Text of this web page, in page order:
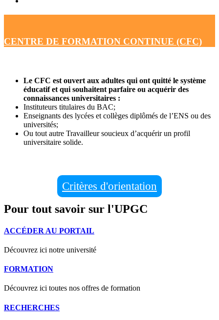
CENTRE DE FORMATION CONTINUE (CFC)
Le CFC est ouvert aux adultes qui ont quitté le système
éducatif et qui souhaitent parfaire ou acquérir des
connaissances universitaires :
Instituteurs titulaires du BAC;
Enseignants des lycées et collèges diplômés de l’ENS ou des
universités;
Ou tout autre Travailleur soucieux d’acquérir un profil
universitaire solide.
Critères d'orientation
Pour tout savoir sur l'UPGC
ACCÉDER AU PORTAIL
Découvrez ici notre université
FORMATION
Découvrez ici toutes nos offres de formation
RECHERCHES